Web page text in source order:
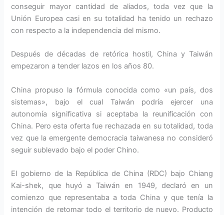
conseguir mayor cantidad de aliados, toda vez que la
Unión Europea casi en su totalidad ha tenido un rechazo
con respecto a la independencia del mismo.
Después de décadas de retórica hostil, China y Taiwán
empezaron a tender lazos en los años 80.
China propuso la fórmula conocida como «un país, dos
sistemas», bajo el cual Taiwán podría ejercer una
autonomía significativa si aceptaba la reunificación con
China. Pero esta oferta fue rechazada en su totalidad, toda
vez que la emergente democracia taiwanesa no consideró
seguir sublevado bajo el poder Chino.
El gobierno de la República de China (RDC) bajo Chiang
Kai-shek, que huyó a Taiwán en 1949, declaró en un
comienzo que representaba a toda China y que tenía la
intención de retomar todo el territorio de nuevo. Producto